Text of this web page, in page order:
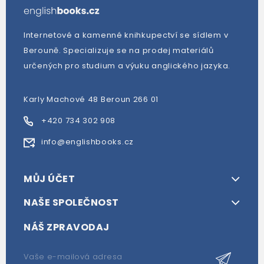
Internetové a kamenné knihkupectví se sídlem v
Berouně. Specializuje se na prodej materiálů
určených pro studium a výuku anglického jazyka.
Karly Machové 48 Beroun 266 01
+420 734 302 908
info@englishbooks.cz
MŮJ ÚČET
NAŠE SPOLEČNOST
NÁŠ ZPRAVODAJ